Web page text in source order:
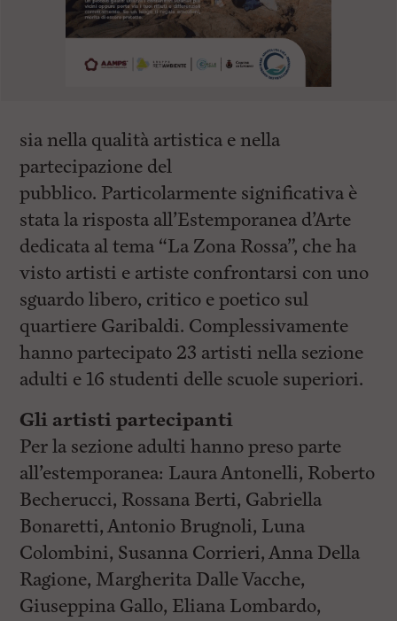
sia nella qualità artistica e nella
partecipazione del
pubblico. Particolarmente significativa è
stata la risposta all’Estemporanea d’Arte
dedicata al tema “La Zona Rossa”, che ha
visto artisti e artiste confrontarsi con uno
sguardo libero, critico e poetico sul
quartiere Garibaldi. Complessivamente
hanno partecipato 23 artisti nella sezione
adulti e 16 studenti delle scuole superiori.
Gli artisti partecipanti
Per la sezione adulti hanno preso parte
all’estemporanea: Laura Antonelli, Roberto
Becherucci, Rossana Berti, Gabriella
Bonaretti, Antonio Brugnoli, Luna
Colombini, Susanna Corrieri, Anna Della
Ragione, Margherita Dalle Vacche,
Giuseppina Gallo, Eliana Lombardo,